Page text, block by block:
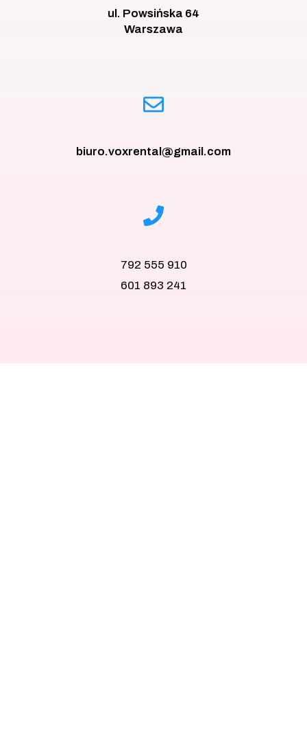
ul. Powsińska 64
Warszawa
biuro.voxrental@gmail.com
792 555 910
601 893 241